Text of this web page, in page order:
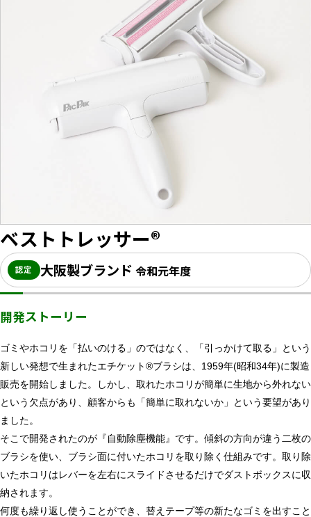
ベストトレッサー®
認定 大阪製ブランド 令和元年度
開発ストーリー
ゴミやホコリを「払いのける」のではなく、「引っかけて取る」という
新しい発想で生まれたエチケット®ブラシは、1959年(昭和34年)に製造
販売を開始しました。しかし、取れたホコリが簡単に生地から外れない
という欠点があり、顧客からも「簡単に取れないか」という要望があり
ました。
そこで開発されたのが『自動除塵機能』です。傾斜の方向が違う二枚の
ブラシを使い、ブラシ面に付いたホコリを取り除く仕組みです。取り除
いたホコリはレバーを左右にスライドさせるだけでダストボックスに収
納されます。
何度も繰り返し使うことができ、替えテープ等の新たなゴミを出すこと